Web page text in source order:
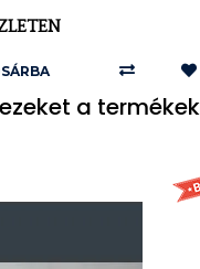
a